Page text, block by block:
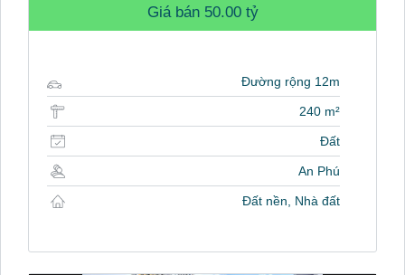
Giá bán 50.00 tỷ
Đường rộng 12m
240 m²
Đất
An Phú
Đất nền, Nhà đất